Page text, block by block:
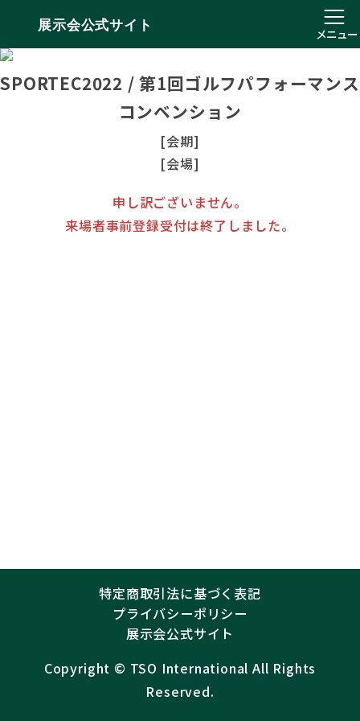
展示会公式サイト
メニュー
SPORTEC2022 / 第1回ゴルフパフォーマンス
コンベンション
[会期]
[会場]
申し訳ございません。
来場者事前登録受付は終了しました。
特定商取引法に基づく表記
プライバシーポリシー
展示会公式サイト
Copyright ©︎ TSO International All Rights
Reserved.